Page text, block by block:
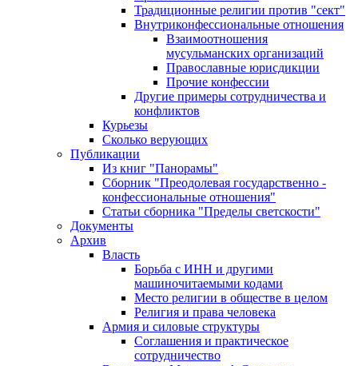
Традиционные религии против "сект"
Внутриконфессиональные отношения
Взаимоотношения
мусульманских организаций
Православные юрисдикции
Прочие конфессии
Другие примеры сотрудничества и
конфликтов
Курьезы
Сколько верующих
Публикации
Из книг "Панорамы"
Сборник "Преодолевая государственно -
конфессиональные отношения"
Статьи сборника "Пределы светскости"
Документы
Архив
Власть
Борьба с ИНН и другими
машиночитаемыми кодами
Место религии в обществе в целом
Религия и права человека
Армия и силовые структуры
Соглашения и практическое
сотрудничество